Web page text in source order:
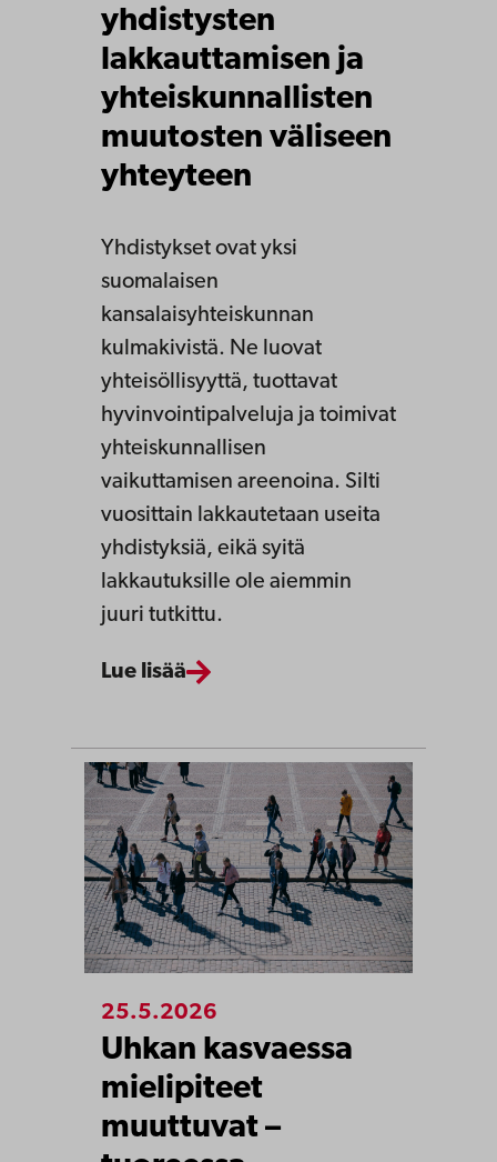
yhdistysten
lakkauttamisen ja
yhteiskunnallisten
muutosten väliseen
yhteyteen
Yhdistykset ovat yksi
suomalaisen
kansalaisyhteiskunnan
kulmakivistä. Ne luovat
yhteisöllisyyttä, tuottavat
hyvinvointipalveluja ja toimivat
yhteiskunnallisen
vaikuttamisen areenoina. Silti
vuosittain lakkautetaan useita
yhdistyksiä, eikä syitä
lakkautuksille ole aiemmin
juuri tutkittu.
Lue lisää
25.5.2026
Uhkan kasvaessa
mielipiteet
muuttuvat –